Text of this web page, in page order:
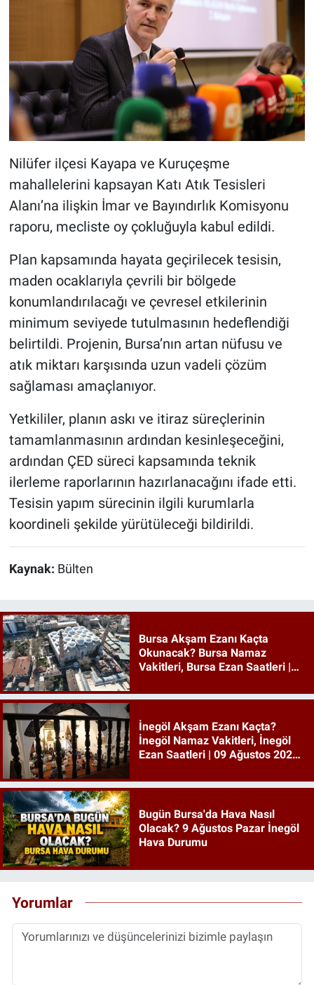
Nilüfer ilçesi Kayapa ve Kuruçeşme
mahallelerini kapsayan Katı Atık Tesisleri
Alanı’na ilişkin İmar ve Bayındırlık Komisyonu
raporu, mecliste oy çokluğuyla kabul edildi.
Plan kapsamında hayata geçirilecek tesisin,
maden ocaklarıyla çevrili bir bölgede
konumlandırılacağı ve çevresel etkilerinin
minimum seviyede tutulmasının hedeflendiği
belirtildi. Projenin, Bursa’nın artan nüfusu ve
atık miktarı karşısında uzun vadeli çözüm
sağlaması amaçlanıyor.
Yetkililer, planın askı ve itiraz süreçlerinin
tamamlanmasının ardından kesinleşeceğini,
ardından ÇED süreci kapsamında teknik
ilerleme raporlarının hazırlanacağını ifade etti.
Tesisin yapım sürecinin ilgili kurumlarla
koordineli şekilde yürütüleceği bildirildi.
Kaynak: Bülten
Bursa Akşam Ezanı Kaçta
Okunacak? Bursa Namaz
Vakitleri, Bursa Ezan Saatleri |
İnegöl Akşam Ezanı Kaçta?
İnegöl Namaz Vakitleri, İnegöl
Ezan Saatleri | 09 Ağustos 2026
Bugün Bursa'da Hava Nasıl
Olacak? 9 Ağustos Pazar İnegöl
Hava Durumu
Yorumlar